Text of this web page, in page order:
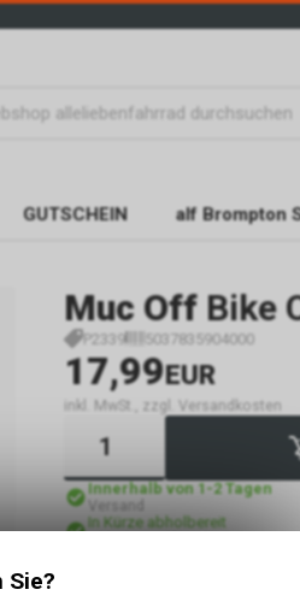
GUTSCHEIN alf Brompton
Muc Off Bike
P2339 5037835904000
17,99EUR
inkl. MwSt., zzgl. Versandkosten
Innerhalb von 1-2 Tagen
Versand
In Kürze abholbereit
Abholung alf cycling
Abholung alf cycling
Sie?